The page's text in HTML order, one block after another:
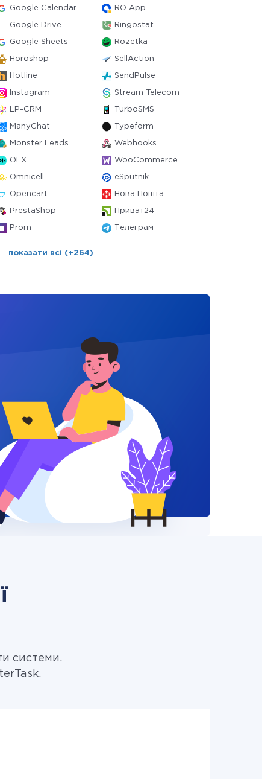
Google Calendar RO App
Google Drive Ringostat
Google Sheets Rozetka
Horoshop SellAction
Hotline SendPulse
Instagram Stream Telecom
LP-CRM TurboSMS
ManyChat Typeform
Monster Leads Webhooks
OLX WooCommerce
Omnicell eSputnik
Opencart Нова Пошта
PrestaShop Приват24
Prom Телеграм
показати всі (+264)
системи.